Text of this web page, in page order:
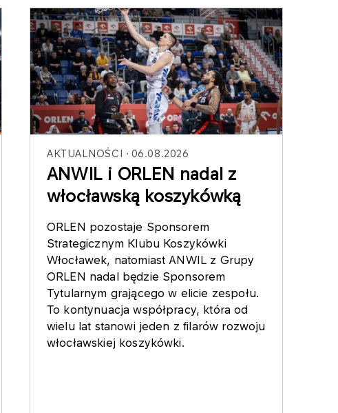
AKTUALNOŚCI 06.08.2026
ANWIL i ORLEN nadal z
włocławską koszykówką
ORLEN pozostaje Sponsorem
Strategicznym Klubu Koszykówki
Włocławek, natomiast ANWIL z Grupy
ORLEN nadal będzie Sponsorem
Tytularnym grającego w elicie zespołu.
To kontynuacja współpracy, która od
wielu lat stanowi jeden z filarów rozwoju
włocławskiej koszykówki.